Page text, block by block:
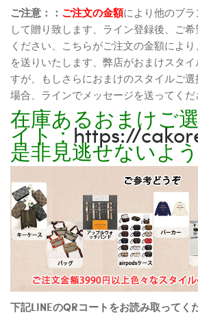
ご注意：： ご注文の金額により他のブ
して贈り致します、ライン登録後、ご
ください、こちらがご注文の金額によ
を送りいたします、弊店がおまけスタ
すが、もしさらにおまけのスタイルご
場合、ラインでメッセージを送ってくだ
在庫あるおまけご
イト：https://
是非見逃せないよ
下記LINEのQRコートをお読み取ってく